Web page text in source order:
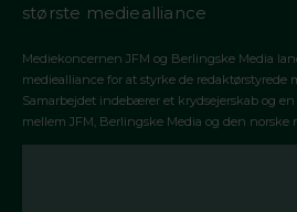
største mediealliance
Mediekoncernen JFM og Berlingske Media
mediealliance for at styrke de redaktørstyrede
Samarbejdet indebærer et krydsejerskab og
mellem JFM, Berlingske Media og den norske